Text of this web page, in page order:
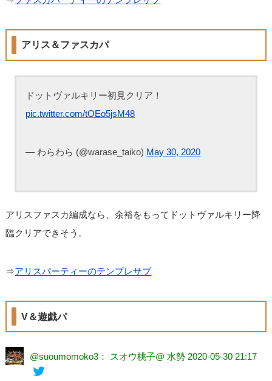
アリス＆ファスカパ
ドットヴァルキリー初見クリア！
pic.twitter.com/tOEo5jsM48
— わらわら (@warase_taiko) May 30, 2020
アリスファスカ編成なら、余裕をもってドットヴァルキリー降
臨クリアできそう。
⇒アリスパーティーのテンプレサブ
V＆遊戯パ
@suoumomoko3： スオウ桃子@ 水勢 2020-05-30 21:17